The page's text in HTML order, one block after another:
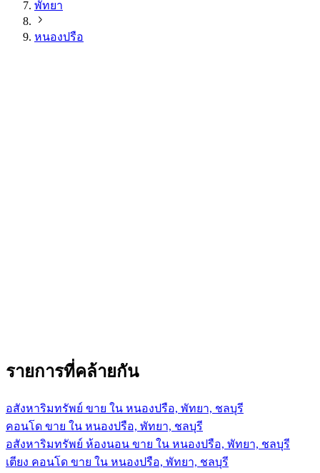
พัทยา
หนองปรือ
รายการที่คล้ายกัน
อสังหาริมทรัพย์ ขาย ใน หนองปรือ, พัทยา, ชลบุรี
คอนโด ขาย ใน หนองปรือ, พัทยา, ชลบุรี
อสังหาริมทรัพย์ ห้องนอน ขาย ใน หนองปรือ, พัทยา, ชลบุรี
เตียง คอนโด ขาย ใน หนองปรือ, พัทยา, ชลบุรี